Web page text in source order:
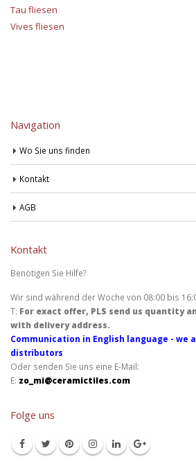
Tau fliesen
Vives fliesen
Navigation
Wo Sie uns finden
Kontakt
AGB
Kontakt
Benötigen Sie Hilfe?
Wir sind während der Woche von 08:00 bis
T: For exact offer, PLS send us quantity
with delivery address.
Communication in English language - we
distributors
Oder senden Sie uns eine E-Mail:
E: zo_mi@ceramictiles.com
Folge uns